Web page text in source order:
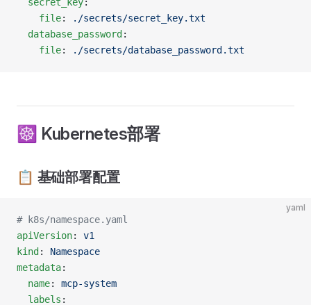
    file
:
./secrets/secret_key.txt
  database_password
:
    file
: ./secrets/database_password.txt
☸️ Kubernetes部署
📋 基础部署配置
yaml
# k8s/namespace.yaml
apiVersion: v1
kind : Namespace
metadata:
  name
: mcp-system
  labels
: